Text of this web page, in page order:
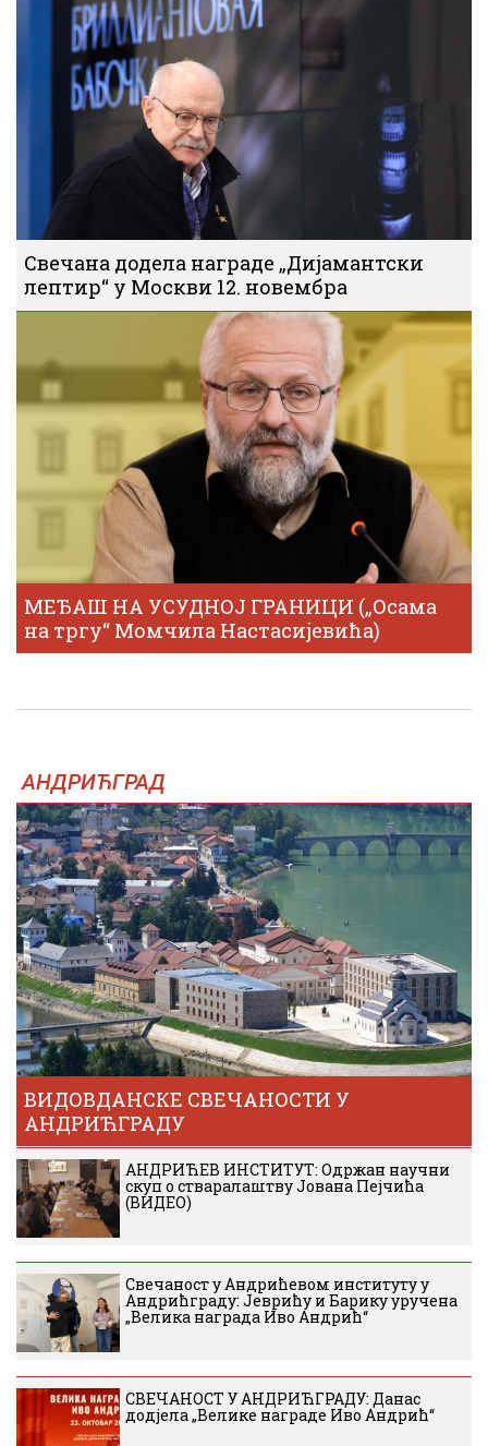
Свечана додела награде „Дијамантски
лептир“ у Москви 12. новембра
МЕЂАШ НА УСУДНОЈ ГРАНИЦИ („Осама
на тргу“ Момчила Настасијевића)
АНДРИЋГРАД
ВИДОВДАНСКЕ СВЕЧАНОСТИ У
АНДРИЋГРАДУ
АНДРИЋЕВ ИНСТИТУТ: Одржан научни
скуп о стваралаштву Јована Пејчића
(ВИДЕО)
Свечаност у Андрићевом институту у
Андрићграду: Јеврићу и Барику уручена
„Велика награда Иво Андрић“
СВЕЧАНОСТ У АНДРИЋГРАДУ: Данас
додјела „Велике награде Иво Андрић“